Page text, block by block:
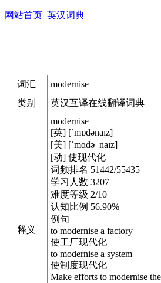
网站首页 英汉词典
词汇
modernise
类别
英汉互译在线翻译词典
释义
modernise
[英] [ˈmɒdənaɪz]
[美] [ˈmɑdɚˌnaɪz]
[动] 使现代化
词频排名 51442/55435
学习人数 3207
难度等级 2/10
认知比例 56.90%
例句
to modernise a factory
使工厂现代化
to modernise a system
使制度现代化
Make efforts to modernise